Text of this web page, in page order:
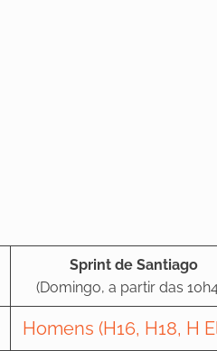
Sprint de Santiago
(Domingo, a partir das
Homens (H16, H18, H